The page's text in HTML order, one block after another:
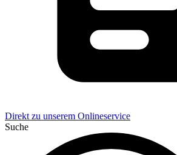
Direkt zu unserem Onlineservice
Suche